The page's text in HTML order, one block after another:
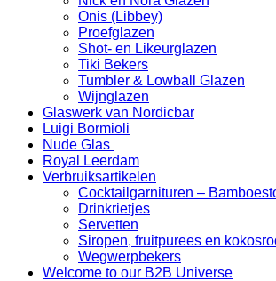
Onis (Libbey)
Proefglazen
Shot- en Likeurglazen
Tiki Bekers
Tumbler & Lowball Glazen
Wijnglazen
Glaswerk van Nordicbar
Luigi Bormioli
Nude Glas
Royal Leerdam
Verbruiksartikelen
Cocktailgarnituren –
Drinkrietjes
Servetten
Siropen, fruitpurees en
Wegwerpbekers
Welcome to our B2B Universe